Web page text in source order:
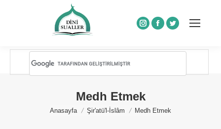
Instagram
Facebook
Twitter
Medh Etmek
You are here:
Anasayfa Şir'atü'l-İslâm Medh Etmek